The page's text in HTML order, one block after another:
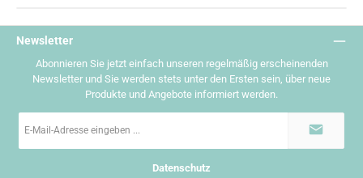
Newsletter
Abonnieren Sie jetzt einfach unseren regelmäßig erscheinenden
Newsletter und Sie werden stets unter den Ersten sein, über neue
Produkte und Angebote informiert werden.
Mail-
Datenschutz